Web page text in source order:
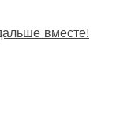
вместе!